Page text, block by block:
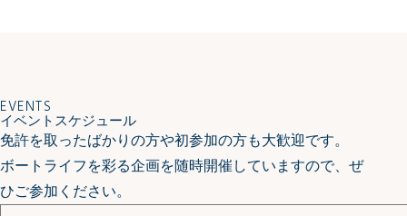
EVENTS
イベントスケジュール
免許を取ったばかりの方や初参加の方も大歓迎です。
ボートライフを彩る企画を随時開催していますので、ぜ
ひご参加ください。